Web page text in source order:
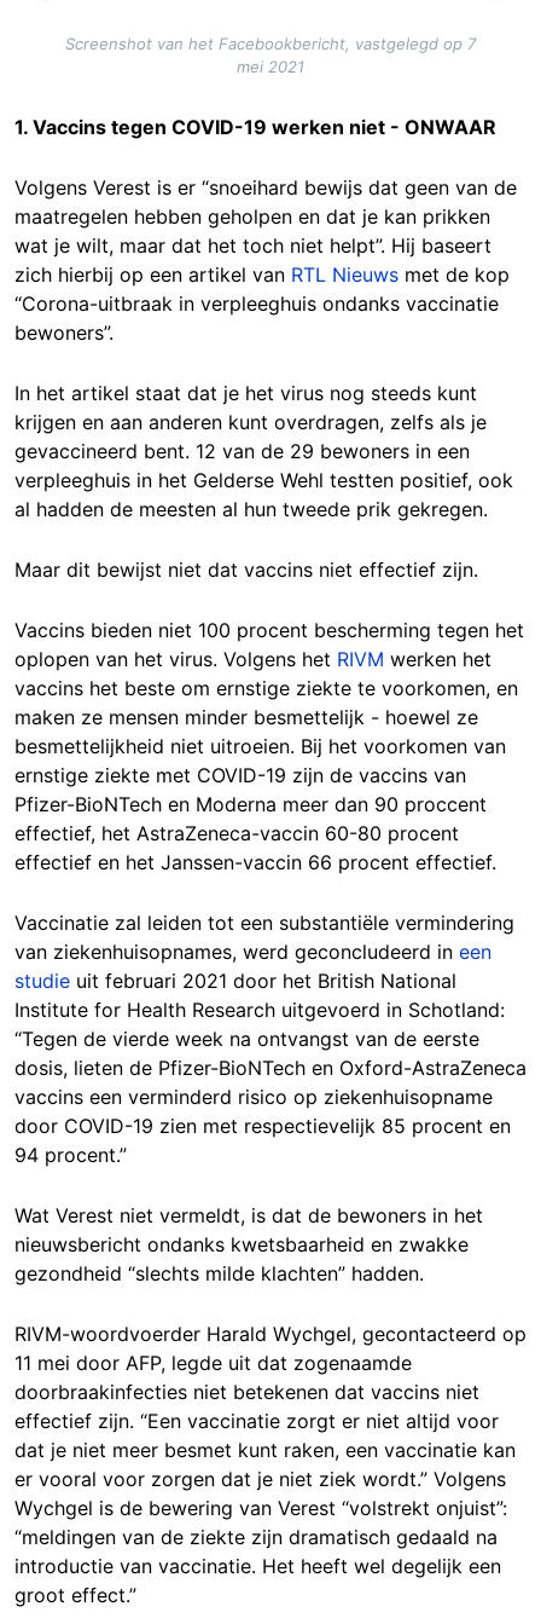
Screenshot van het Facebookbericht, vastgelegd op 7
mei 2021
1. Vaccins tegen COVID-19 werken niet - ONWAAR
Volgens Verest is er “snoeihard bewijs dat geen van de
maatregelen hebben geholpen en dat je kan prikken
wat je wilt, maar dat het toch niet helpt”. Hij baseert
zich hierbij op een artikel van RTL Nieuws met de kop
“Corona-uitbraak in verpleeghuis ondanks vaccinatie
bewoners”.
In het artikel staat dat je het virus nog steeds kunt
krijgen en aan anderen kunt overdragen, zelfs als je
gevaccineerd bent. 12 van de 29 bewoners in een
verpleeghuis in het Gelderse Wehl testten positief, ook
al hadden de meesten al hun tweede prik gekregen.
Maar dit bewijst niet dat vaccins niet effectief zijn.
Vaccins bieden niet 100 procent bescherming tegen het
oplopen van het virus. Volgens het RIVM werken het
vaccins het beste om ernstige ziekte te voorkomen, en
maken ze mensen minder besmettelijk - hoewel ze
besmettelijkheid niet uitroeien. Bij het voorkomen van
ernstige ziekte met COVID-19 zijn de vaccins van
Pfizer-BioNTech en Moderna meer dan 90 proccent
effectief, het AstraZeneca-vaccin 60-80 procent
effectief en het Janssen-vaccin 66 procent effectief.
Vaccinatie zal leiden tot een substantiële vermindering
van ziekenhuisopnames, werd geconcludeerd in een
studie uit februari 2021 door het British National
Institute for Health Research uitgevoerd in Schotland:
“Tegen de vierde week na ontvangst van de eerste
dosis, lieten de Pfizer-BioNTech en Oxford-AstraZeneca
vaccins een verminderd risico op ziekenhuisopname
door COVID-19 zien met respectievelijk 85 procent en
94 procent.”
Wat Verest niet vermeldt, is dat de bewoners in het
nieuwsbericht ondanks kwetsbaarheid en zwakke
gezondheid “slechts milde klachten” hadden.
RIVM-woordvoerder Harald Wychgel, gecontacteerd op
11 mei door AFP, legde uit dat zogenaamde
doorbraakinfecties niet betekenen dat vaccins niet
effectief zijn. “Een vaccinatie zorgt er niet altijd voor
dat je niet meer besmet kunt raken, een vaccinatie kan
er vooral voor zorgen dat je niet ziek wordt.” Volgens
Wychgel is de bewering van Verest “volstrekt onjuist”:
“meldingen van de ziekte zijn dramatisch gedaald na
introductie van vaccinatie. Het heeft wel degelijk een
groot effect.”